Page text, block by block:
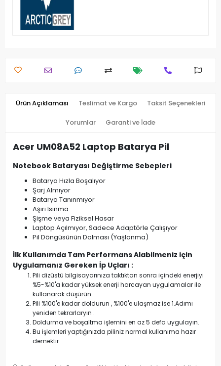
Ürün Açıklaması Teslimat ve Kargo Taksit Seçenekleri
Yorumlar Garanti ve İade
Acer UM08A52 Laptop Batarya Pil
Notebook Bataryası Değiştirme Sebepleri
Batarya Hızla Boşalıyor
Şarj Almıyor
Batarya Tanınmıyor
Aşırı Isınma
Şişme veya Fiziksel Hasar
Laptop Açılmıyor, Sadece Adaptörle Çalışıyor
Pil Döngüsünün Dolması (Yaşlanma)
İlk Kullanımda Tam Performans Alabilmeniz için
Uygulamanız Gereken İp Uçları :
Pili dizüstü bilgisayarınıza taktıktan sonra içindeki enerjiyi
%5-%10'a kadar yüksek enerji harcayan uygulamalar ile
kullanarak düşürün.
Pili %100'e kadar doldurun , %100'e ulaşmaz ise 1.Adımı
yeniden tekrarlaryın .
Doldurma ve boşaltma işlemini en az 5 defa uygulayın.
Bu işlemleri yaptığınızda piliniz normal kullanıma hazır
demektir.